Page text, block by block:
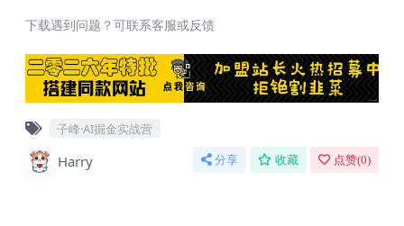
下载遇到问题？可联系客服或反馈
子峰·AI掘金实战营
Harry 分享 收藏 点赞(0)